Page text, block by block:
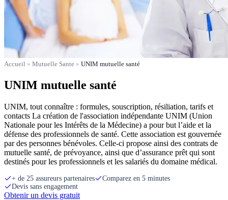
Accueil » Mutuelle Sante » UNIM mutuelle santé
UNIM mutuelle santé
UNIM, tout connaître : formules, souscription, résiliation, tarifs et
contacts La création de l'association indépendante UNIM (Union
Nationale pour les Intérêts de la Médecine) a pour but l’aide et la
défense des professionnels de santé. Cette association est gouvernée
par des personnes bénévoles. Celle-ci propose ainsi des contrats de
mutuelle santé, de prévoyance, ainsi que d’assurance prêt qui sont
destinés pour les professionnels et les salariés du domaine médical.
+ de 25 assureurs partenaires
Comparez en 5 minutes
Devis sans engagement
Obtenir un devis gratuit